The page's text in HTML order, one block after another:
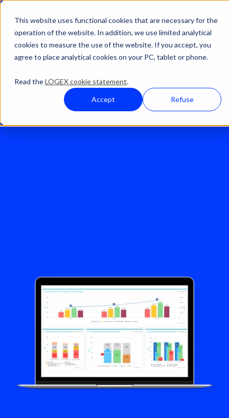
This website uses functional cookies that are necessary for the
operation of the website. In addition, we use limited analytical
cookies to measure the use of the website. If you accept, you
agree to place analytical cookies on your PC, tablet or phone.
Read theLOGEX cookie statement.
Accept Refuse
Lösungen Finanzmanagement
C-DBR Deckungsbeitragsrechnung